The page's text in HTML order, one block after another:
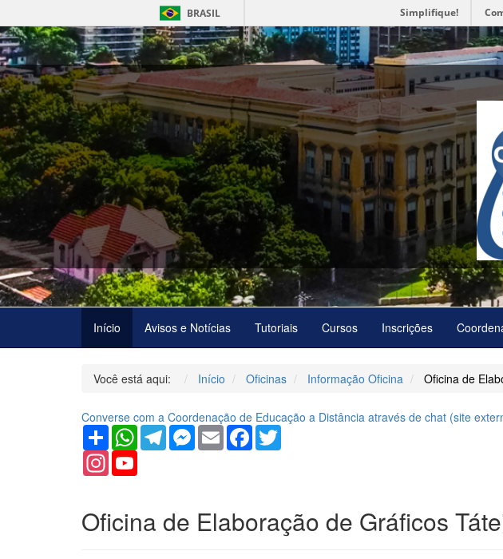
BRASIL Simplifique!
Início Avisos e Notícias Tutoriais Cursos Inscrições
Você está aqui: Início Oficinas Informação Oficina Oficina de
Converse com a Coordenação de Educação a Distância através de chat (site
Share WhatsAppTelegramMessenger
Email Facebook
Instagram
Oficina de Elaboração de Gráficos